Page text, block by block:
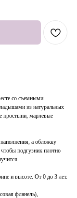
со съемными
из натуральных
простыни, марлевые
а обложку
чтобы подгузник плотно
и высоте. От 0 до 3 лет.
фланель),